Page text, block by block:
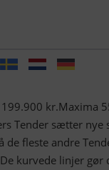
kr.Maxima
Tender sætter nye
fleste andre
kurvede linjer